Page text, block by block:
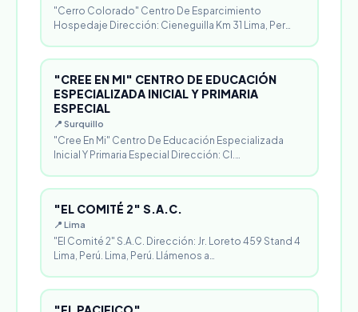
"Cerro Colorado" Centro De Esparcimiento
Hospedaje Dirección: Cieneguilla Km 31 Lima, Per…
"CREE EN MI" CENTRO DE EDUCACIÓN
ESPECIALIZADA INICIAL Y PRIMARIA
ESPECIAL
📍 Surquillo
"Cree En Mi" Centro De Educación Especializada
Inicial Y Primaria Especial Dirección: Cl.…
"EL COMITÉ 2" S.A.C.
📍 Lima
"El Comité 2" S.A.C. Dirección: Jr. Loreto 459 Stand 4
Lima, Perú. Lima, Perú. Llámenos a…